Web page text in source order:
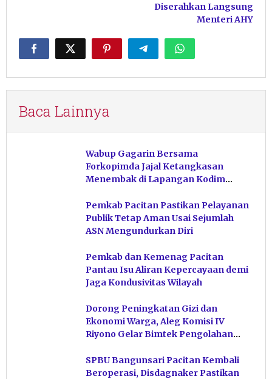
Diserahkan Langsung
Menteri AHY
Baca Lainnya
Wabup Gagarin Bersama
Forkopimda Jajal Ketangkasan
Menembak di Lapangan Kodim
Pemkab Pacitan Pastikan Pelayanan
Publik Tetap Aman Usai Sejumlah
ASN Mengundurkan Diri
Pemkab dan Kemenag Pacitan
Pantau Isu Aliran Kepercayaan demi
Jaga Kondusivitas Wilayah
Dorong Peningkatan Gizi dan
Ekonomi Warga, Aleg Komisi IV
Riyono Gelar Bimtek Pengolahan
SPBU Bangunsari Pacitan Kembali
Beroperasi, Disdagnaker Pastikan